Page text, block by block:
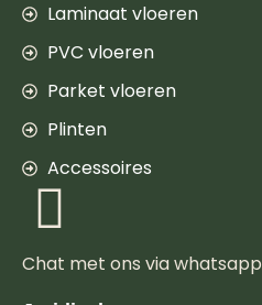
Laminaat vloeren
PVC vloeren
Parket vloeren
Plinten
Accessoires
Chat met ons via whatsapp